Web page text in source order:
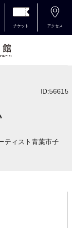
チケット アクセス
ID:56615
ティスト青葉市子